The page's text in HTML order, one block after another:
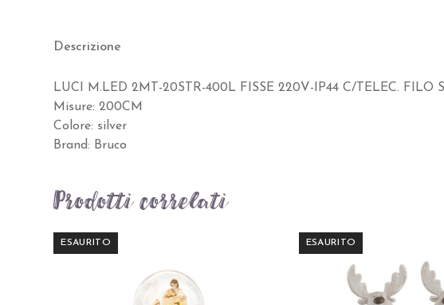
Descrizione
LUCI M.LED 2MT-20STR-400L FISSE 220V-IP44 C/TELEC. FILO
Misure: 200CM
Colore: silver
Brand: Bruco
Prodotti correlati
ESAURITO ESAURITO